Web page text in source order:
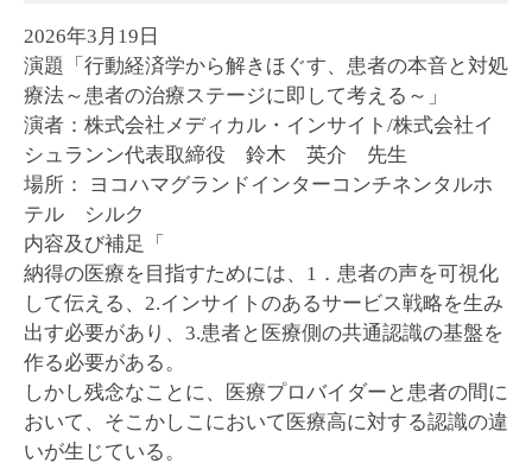
2026年3月19日
演題「行動経済学から解きほぐす、患者の本音と対処
療法～患者の治療ステージに即して考える～」
演者：株式会社メディカル・インサイト/株式会社イ
シュランン代表取締役 鈴木 英介 先生
場所： ヨコハマグランドインターコンチネンタルホ
テル シルク
内容及び補足「
納得の医療を目指すためには、1．患者の声を可視化
して伝える、2.インサイトのあるサービス戦略を生み
出す必要があり、3.患者と医療側の共通認識の基盤を
作る必要がある。
しかし残念なことに、医療プロバイダーと患者の間に
おいて、そこかしこにおいて医療高に対する認識の違
いが生じている。